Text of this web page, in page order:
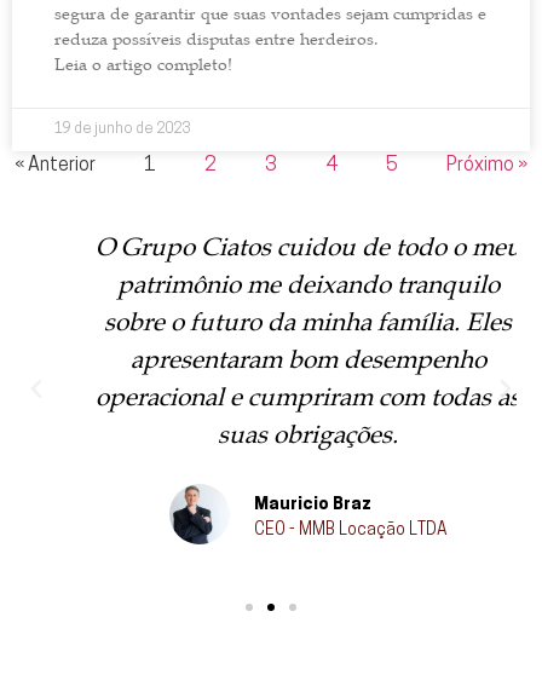
segura de garantir que suas vontades sejam cumpridas e
reduza possíveis disputas entre herdeiros.
Leia o artigo completo!
19 de junho de 2023
« Anterior 1 2 3 4 5 Próximo »
O Grupo Ciatos cuidou de todo o meu
patrimônio me deixando tranquilo
sobre o futuro da minha família. Eles
apresentaram bom desempenho
operacional e cumpriram com todas as
suas obrigações.
Mauricio Braz
CEO - MMB Locação LTDA